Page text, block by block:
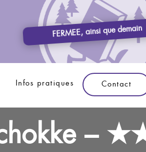
FERMEE, ainsi que demain
Infos pratiques Contact
–